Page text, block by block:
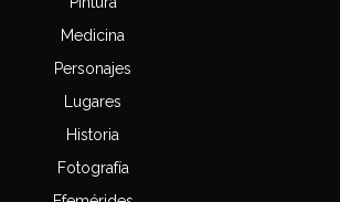
Medicina
Personajes
Lugares
Historia
Fotografía